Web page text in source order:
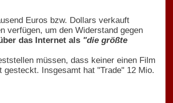
Euros bzw. Dollars verkauft
verfügen, um den Widerstand gegen
das Internet als "die größte
müssen, dass keiner einen Film
Insgesamt hat "Trade" 12 Mio.